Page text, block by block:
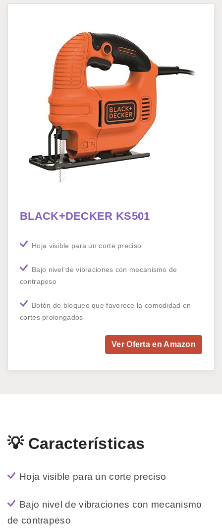
BLACK+DECKER KS501
Hoja visible para un corte preciso
Bajo nivel de vibraciones con mecanismo de
contrapeso
Botón de bloqueo que favorece la comodidad en
cortes prolongados
Ver Oferta en Amazon
💡 Características
Hoja visible para un corte preciso
Bajo nivel de vibraciones con mecanismo
de contrapeso